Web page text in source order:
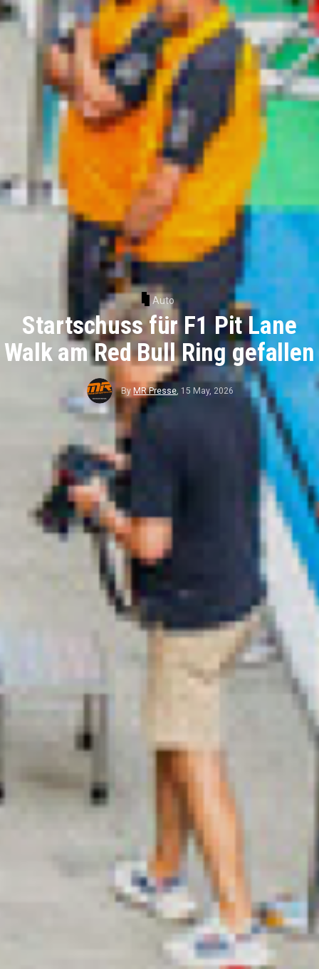
Auto
Startschuss für F1 Pit Lane
Walk am Red Bull Ring gefallen
By MR Presse, 15 May, 2026